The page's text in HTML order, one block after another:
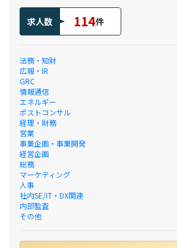
求人数 114件
法務・知財
広報・IR
GRC
情報通信
エネルギー
ポストコンサル
経理・財務
営業
事業企画・事業開発
経営企画
総務
マーケティング
人事
社内SE/IT・DX関連
内部監査
その他